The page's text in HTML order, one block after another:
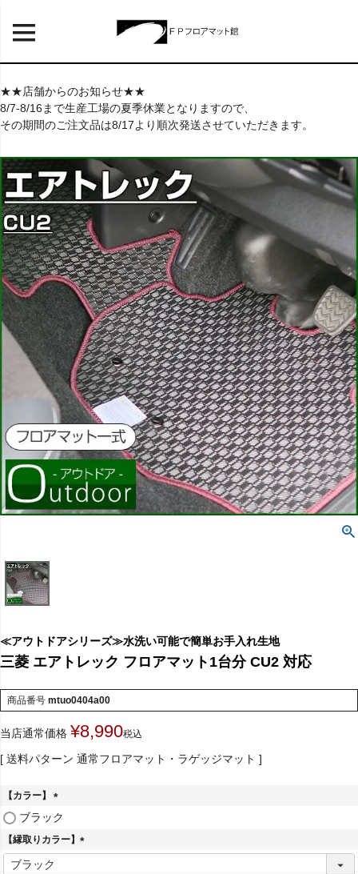
★★店舗からのお知らせ★★
8/7-8/16まで生産工場の夏季休業となりますので、
その期間のご注文品は8/17より順次発送させていただきます。
≪アウトドアシリーズ≫水洗い可能で簡単お手入れ生地
三菱 エアトレック フロアマット1台分 CU2 対応
商品番号 mtuo0404a00
当店通常価格 ¥8,990税込
送料パターン 通常フロアマット・ラゲッジマット
【カラー】
(
須
)
ブラック
【縁取りカラー】
(